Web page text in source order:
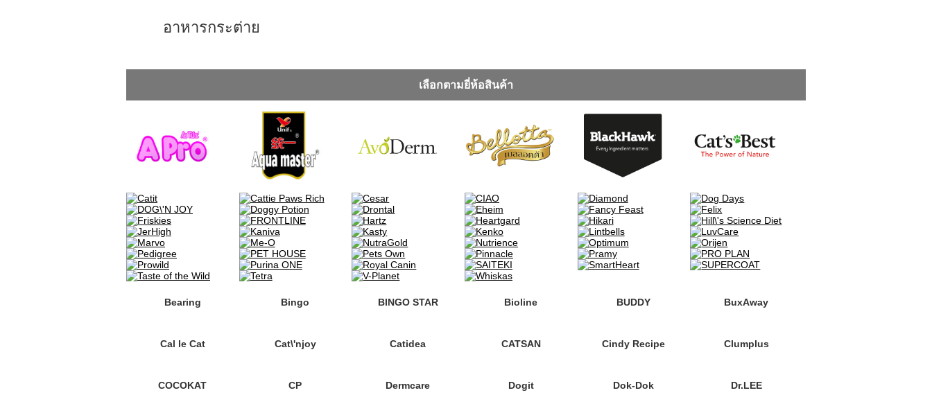
อาหารกระต่าย
เลือกตามยี่ห้อสินค้า
Bearing Bingo BINGO STAR Bioline BUDDY BuxAway
Cal le Cat Cat\'njoy Catidea CATSAN Cindy Recipe Clumplus
COCOKAT CP Dermcare Dogit Dok-Dok Dr.LEE